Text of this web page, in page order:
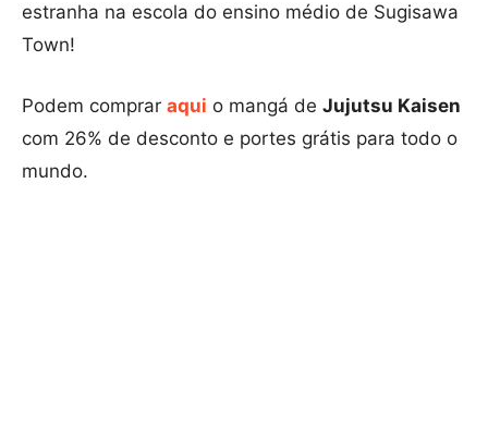
estranha na escola do ensino médio de Sugisawa
Town!
Podem comprar aqui o mangá de Jujutsu Kaisen
com 26% de desconto e portes grátis para todo o
mundo.